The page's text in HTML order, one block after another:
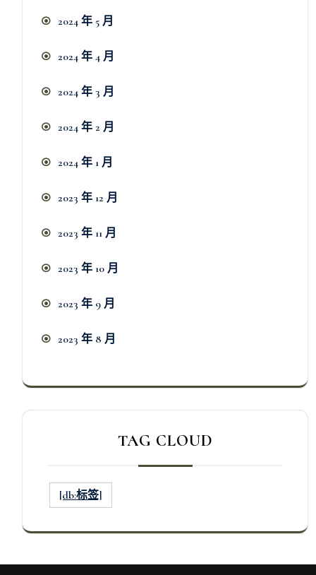
2024 年 5 月
2024 年 4 月
2024 年 3 月
2024 年 2 月
2024 年 1 月
2023 年 12 月
2023 年 11 月
2023 年 10 月
2023 年 9 月
2023 年 8 月
TAG CLOUD
[db:标签]